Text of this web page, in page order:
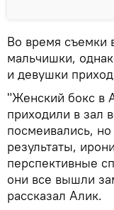
Во время съемки
мальчишки,
и девушки
"Женский бокс в
приходили в зал
посмеивались,
результаты,
перспективные
они все вышли
рассказал Алик.